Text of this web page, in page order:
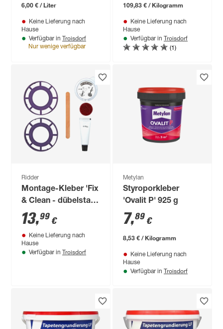
6,00 € / Liter
Keine Lieferung nach
Hause
Verfügbar in Troisdorf
Nur wenige verfügbar
109,83 € / Kilogramm
Keine Lieferung nach
Hause
Verfügbar in Troisdorf
(1)
Ridder
Montage-Kleber 'Fix
& Clean - dübelstark
ohne Bohren' weiß,
bis 100 kg
13,99 €
Keine Lieferung nach
Hause
Verfügbar in Troisdorf
Metylan
Styroporkleber
'Ovalit P' 925 g
7,89 €
8,53 € / Kilogramm
Keine Lieferung nach
Hause
Verfügbar in Troisdorf